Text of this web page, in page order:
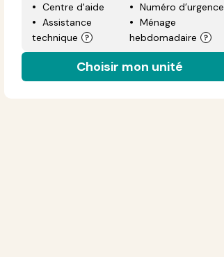
Centre d'aide
Numéro d’urgence
Assistance
technique
Ménage
hebdomadaire
Choisir mon unité